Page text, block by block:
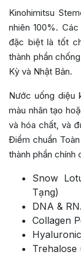
Kinohimitsu
nhiên 100%.
đặc biệt là tốt
thành phần
Kỳ và Nhật Bản.
Nước uống diệu
màu nhân tạo
và hóa chất, và
Điểm chuẩn
thành phần
Snow
Tạng)
DNA &
Collagen
Trehalose